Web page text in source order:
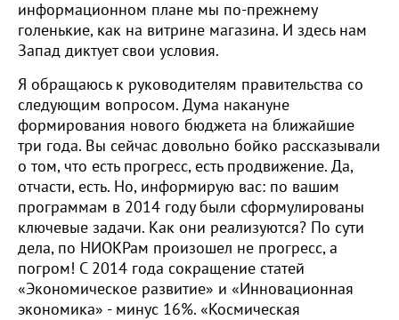
информационном плане мы по-прежнему
голенькие, как на витрине магазина. И здесь нам
Запад диктует свои условия.
Я обращаюсь к руководителям правительства со
следующим вопросом. Дума накануне
формирования нового бюджета на ближайшие
три года. Вы сейчас довольно бойко рассказывали
о том, что есть прогресс, есть продвижение. Да,
отчасти, есть. Но, информирую вас: по вашим
программам в 2014 году были сформулированы
ключевые задачи. Как они реализуются? По сути
дела, по НИОКРам произошел не прогресс, а
погром! С 2014 года сокращение статей
«Экономическое развитие» и «Инновационная
экономика» - минус 16%. «Космическая